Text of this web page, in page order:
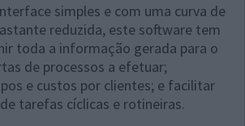
simples e com uma curva de
reduzida, este software tem
toda a informação gerada para o
de processos a efetuar;
e custos por clientes; e facilitar
tarefas cíclicas e rotineiras.